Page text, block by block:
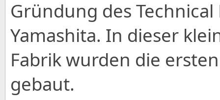
Gründung des
Yamashita. In dieser
Fabrik wurden die
gebaut.